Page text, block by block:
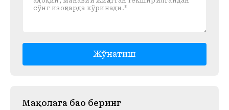
Жўнатиш
Mақолага баҳо беринг